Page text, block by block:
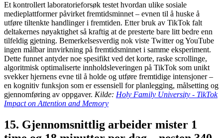
Et kontrollert laboratorieforsøk testet hvordan ulike sosiale
medieplattformer påvirket fremtidsminnet – evnen til å huske å
utføre tiltenkte handlinger i fremtiden. Etter bruk av TikTok falt
deltakernes nøyaktighet så kraftig at de presterte bare litt bedre enn
tilfeldig gjetning. Bemerkelsesverdig nok viste Twitter og YouTube
ingen målbar innvirkning på fremtidsminnet i samme eksperiment.
Dette funnet antyder noe spesifikt ved det korte, raske scrollinge,
algoritmisk optimaliserte innholdsleveringen på TikTok som unikt
svekker hjernens evne til å holde og utføre fremtidige intensjoner –
en kognitiv funksjon som er essensiell for planlegging, målsetting og
gjennomføring av oppgaver. Kilde: Holy Family University - TikTok
Impact on Attention and Memory
15. Gjennomsnittlig arbeider mister 1